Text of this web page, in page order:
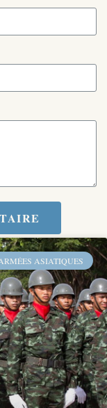
ASIATIQUES